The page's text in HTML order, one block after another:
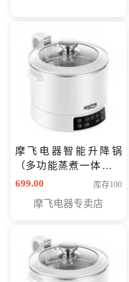
摩飞电器智能升降锅
（多功能蒸煮一体锅）
（智能升降养生锅） 会
699.00 库存100
摩飞电器专卖店